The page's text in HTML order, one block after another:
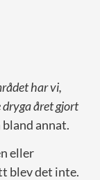
har vi,
dryga året gjort
bland annat.
eller
blev det inte.